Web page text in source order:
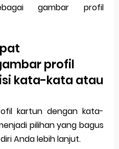
gambar profil
profil
kata-kata atau
kartun dengan kata-
pilihan yang bagus
Anda lebih lanjut.